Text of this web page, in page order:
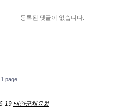
등록된 댓글이 없습니다.
1 page
19 태안군체육회